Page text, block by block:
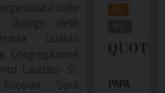
dalle
dialogo delle
– Gualdo
Laudato Si’,
“Sarà